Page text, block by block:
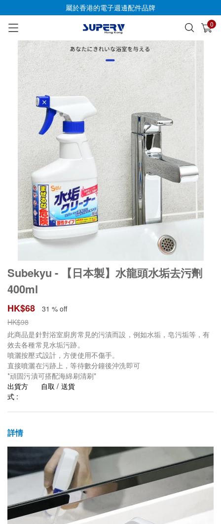
屬於香港的電子週邊配件品牌
0
已加入購物車 查看
Subekyu - 【日本製】水龍頭水垢去污劑
400ml
HK$68
31 % off
HK$98
此商品是針對浴室廚房常見的污漬而設，例如水垢，皂污垢等，有
效去各種常見水垢污跡。
噴灑按壓式設計，方便使用不傷手。
直接噴灑在污跡上，等待數分鐘後沖洗即可
*頑固污漬可搭配海綿刷清刷*
出貨方
式 :
自取 / 送貨
詳情